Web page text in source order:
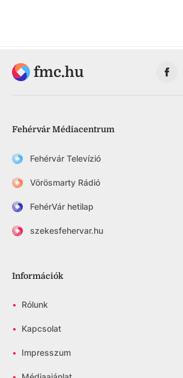
fmc.hu
Fehérvár Médiacentrum
Fehérvár Televízió
Vörösmarty Rádió
FehérVár hetilap
szekesfehervar.hu
Információk
• Rólunk
• Kapcsolat
• Impresszum